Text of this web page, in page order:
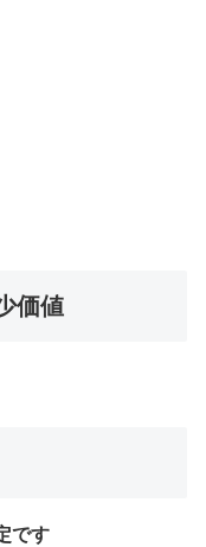
価値
です